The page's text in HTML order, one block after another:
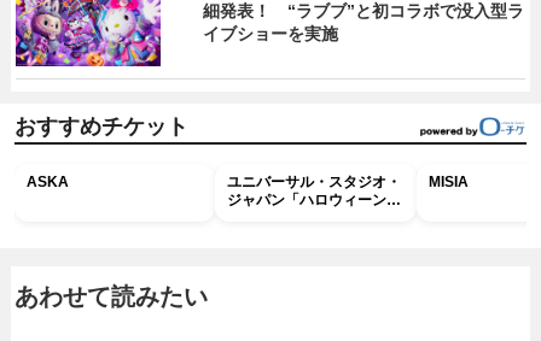
細発表！ “ラブブ”と初コラボで没入型ラ
イブショーを実施
おすすめチケット
ASKA
ユニバーサル・スタジオ・
ジャパン「ハロウィーン・
MISIA
あわせて読みたい